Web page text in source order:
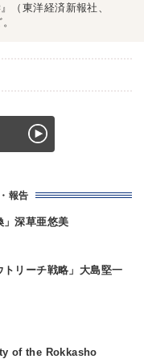
（東洋経済新報社、
報告
」深草亜悠美
トリーチ戦略」大島堅一
of the Rokkasho